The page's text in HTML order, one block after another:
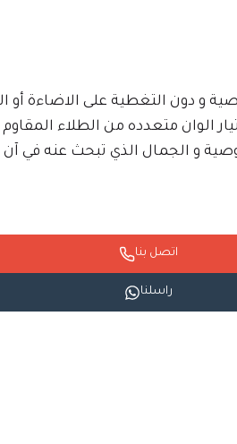
دون التغطية على الاضاءة أو
الوان متعدده من الطلاء
الجمال الذي تبحث عنه في آن
اتصل بنا
راسلنا